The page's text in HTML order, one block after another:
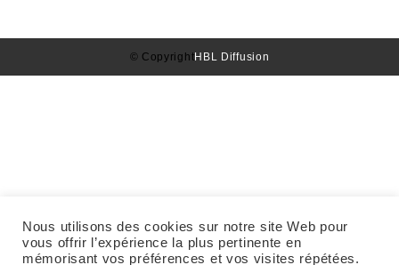
© CopyrightHBL Diffusion
Nous utilisons des cookies sur notre site Web pour
vous offrir l’expérience la plus pertinente en
mémorisant vos préférences et vos visites répétées.